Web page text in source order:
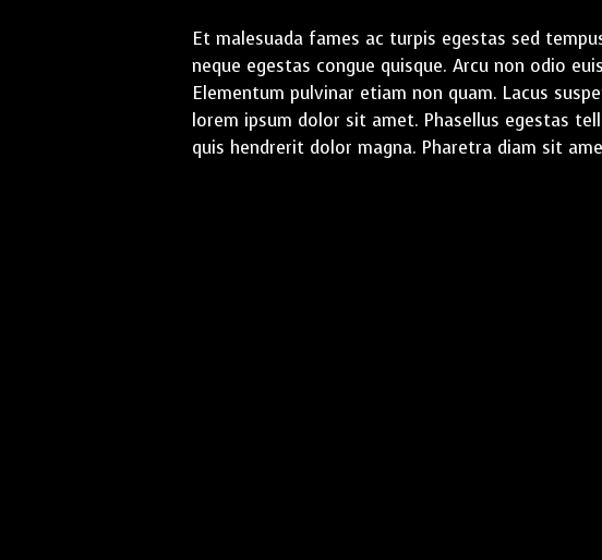
Et malesuada fames ac turpis egestas sed
neque egestas congue quisque. Arcu non odio
Elementum pulvinar etiam non quam. Lacus
lorem ipsum dolor sit amet. Phasellus egestas
quis hendrerit dolor magna. Pharetra diam sit